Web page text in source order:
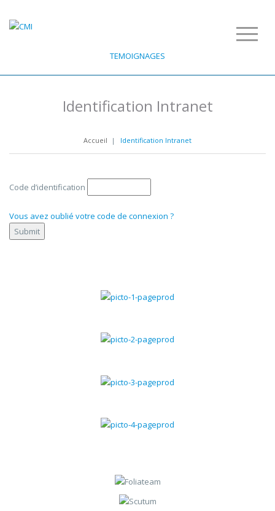
TEMOIGNAGES
Identification Intranet
Accueil | Identification Intranet
Code d’identification
Vous avez oublié votre code de connexion ?
Submit